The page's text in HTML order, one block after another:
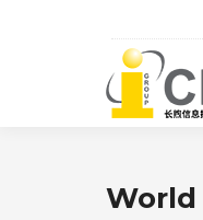
World